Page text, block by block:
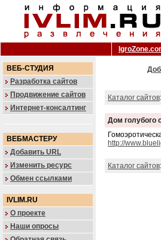
ВЕБ-СТУДИЯ
Разработка сайтов
Продвижение сайтов
Интернет-консалтинг
ВЕБМАСТЕРУ
Добавить URL
Изменить ресурс
Обмен ссылками
IVLIM.RU
О проекте
Наши опросы
Каталог сайтов:
Дом голубого
http://
Каталог сайтов: